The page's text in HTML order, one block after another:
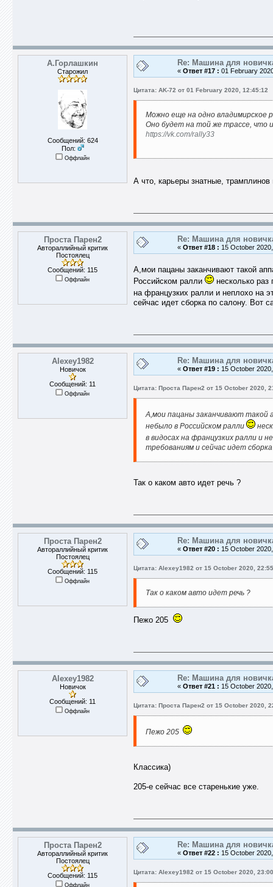
А.Горлашкин
Старожил
Сообщений: 624
Пол:
Оффлайн
Re: Машина для
« Ответ #17 : 01 February
Цитата: AK-72 от 01 February 2020, 12:45:12
Можно еще на одно владимирское
Оно будет на той же трассе, что и
https://vk.com/rally33
А что, карьеры знатные,
Проста Парен2
Автораллийный критик
Постоялец
Сообщений: 115
Оффлайн
Re: Машина для
« Ответ #18 : 15 October
А,мои пацаны заканчивают такой
Российском ралли
несколько
на французких ралли и неплохо на
сейчас идет сборка по салону. Вот
Alexey1982
Новичок
Сообщений: 11
Оффлайн
Re: Машина для
« Ответ #19 : 15 October
Цитата: Проста Парен2 от 15 October 2020,
А,мои пацаны заканчивают такой
небыло в Российском ралли
в видосах на французких ралли и
требованиям и сейчас идет
Так о каком авто идет речь ?
Проста Парен2
Автораллийный критик
Постоялец
Сообщений: 115
Оффлайн
Re: Машина для
« Ответ #20 : 15 October
Цитата: Alexey1982 от 15 October 2020,
Так о каком авто идет речь ?
Пежо 205
Alexey1982
Новичок
Сообщений: 11
Оффлайн
Re: Машина для
« Ответ #21 : 15 October
Цитата: Проста Парен2 от 15 October 2020,
Пежо 205
Классика)
205-е сейчас все старенькие уже.
Проста Парен2
Автораллийный критик
Постоялец
Сообщений: 115
Оффлайн
Re: Машина для
« Ответ #22 : 15 October
Цитата: Alexey1982 от 15 October 2020,